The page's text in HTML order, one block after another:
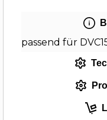
passend für